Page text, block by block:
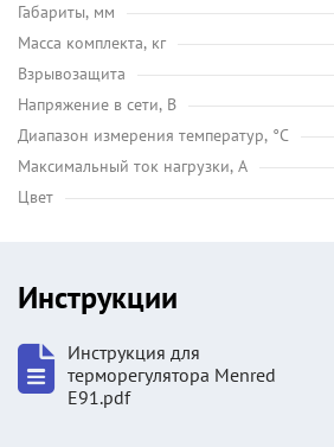
Габариты, мм
Масса комплекта, кг
Взрывозащита
Напряжение в сети, В
Диапазон измерения температур, °C
Максимальный ток нагрузки, А
Цвет
Инструкции
Инструкция для
терморегулятора Menred
E91.pdf